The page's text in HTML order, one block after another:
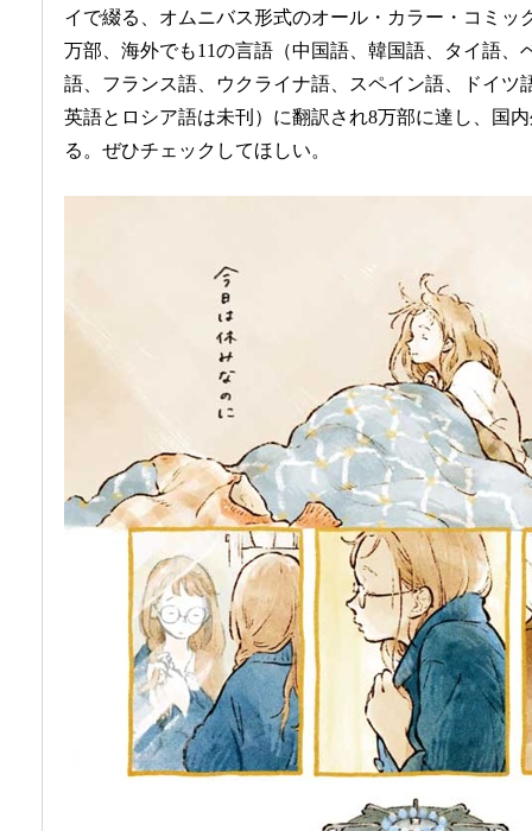
イで綴る、オムニバス形式のオール・カラー・コミッ
万部、海外でも11の言語（中国語、韓国語、タイ語、
語、フランス語、ウクライナ語、スペイン語、ドイ
英語とロシア語は未刊）に翻訳され8万部に達し、国
る。ぜひチェックしてほしい。